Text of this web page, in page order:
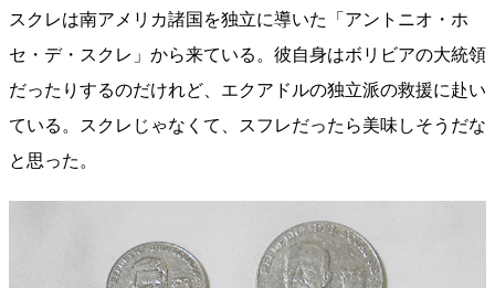
スクレは南アメリカ諸国を独立に導いた「アントニオ・ホ
セ・デ・スクレ」から来ている。彼自身はボリビアの大統領
だったりするのだけれど、エクアドルの独立派の救援に赴い
ている。スクレじゃなくて、スフレだったら美味しそうだな
と思った。